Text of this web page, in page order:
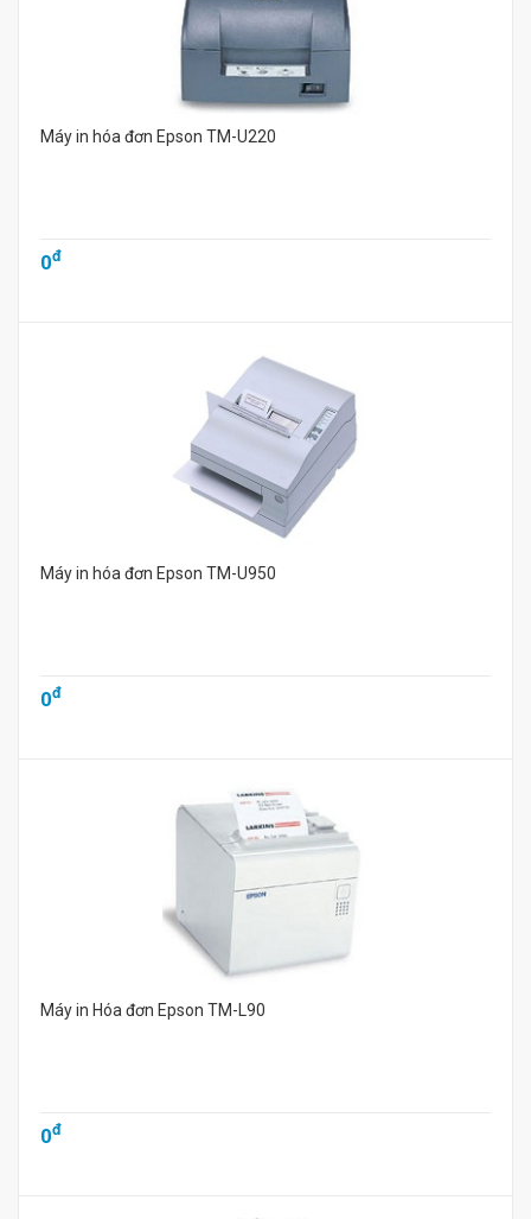
Máy in hóa đơn Epson TM-U220
0đ
Máy in hóa đơn Epson TM-U950
0đ
Máy in Hóa đơn Epson TM-L90
0đ